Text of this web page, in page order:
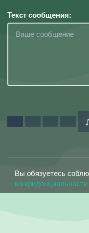
Текст сообщения:
Вы обязуетесь
конфиденциальности